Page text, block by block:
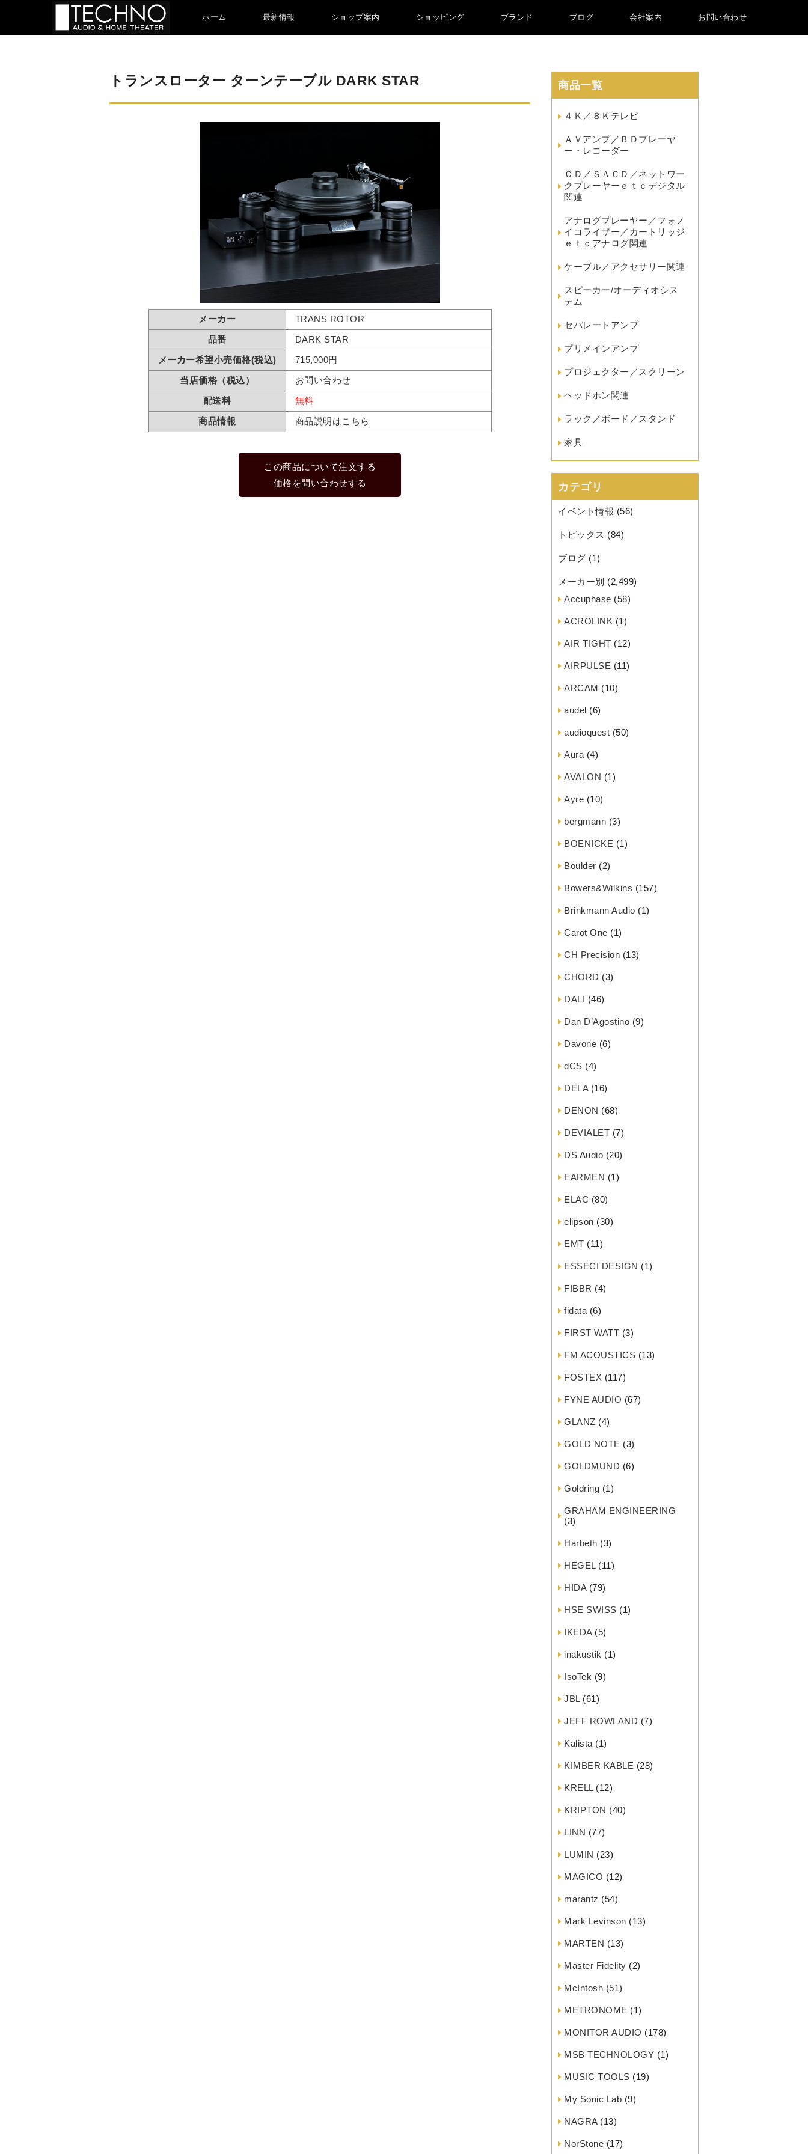
ホーム 最新情報 ショップ案内 ショッピング ブランド ブログ 会社案内 お問い合わせ
トランスローター ターンテーブル DARK STAR
メーカー
TRANS ROTOR
品番
DARK STAR
メーカー希望小売価格(税込)
715,000円
当店価格（税込）
お問い合わせ
配送料
無料
商品情報
商品説明はこちら
この商品について注文する
価格を問い合わせする
商品一覧
４Ｋ／８Ｋテレビ
ＡＶアンプ／ＢＤプレーヤ
ー・レコーダー
ＣＤ／ＳＡＣＤ／ネットワー
クプレーヤーｅｔｃデジタル
関連
アナログプレーヤー／フォノ
イコライザー／カートリッジ
ｅｔｃアナログ関連
ケーブル／アクセサリー関連
スピーカー/オーディオシス
テム
セパレートアンプ
プリメインアンプ
プロジェクター／スクリーン
ヘッドホン関連
ラック／ボード／スタンド
家具
カテゴリ
イベント情報 (56)
トピックス (84)
ブログ (1)
メーカー別 (2,499)
Accuphase (58)
ACROLINK (1)
AIR TIGHT (12)
AIRPULSE (11)
ARCAM (10)
audel (6)
audioquest (50)
Aura (4)
AVALON (1)
Ayre (10)
bergmann (3)
BOENICKE (1)
Boulder (2)
Bowers&Wilkins (157)
Brinkmann Audio (1)
Carot One (1)
CH Precision (13)
CHORD (3)
DALI (46)
Dan D’Agostino (9)
Davone (6)
dCS (4)
DELA(16)
DENON (68)
DEVIALET (7)
DS Audio (20)
EARMEN (1)
ELAC (80)
elipson (30)
EMT (11)
ESSECI DESIGN (1)
FIBBR (4)
fidata (6)
FIRST WATT (3)
FM ACOUSTICS (13)
FOSTEX (117)
FYNE AUDIO (67)
GLANZ (4)
GOLD NOTE (3)
GOLDMUND (6)
Goldring (1)
GRAHAM ENGINEERING
(3)
Harbeth (3)
HEGEL(11)
HIDA(79)
HSE SWISS (1)
IKEDA(5)
inakustik (1)
IsoTek (9)
JBL(61)
JEFF ROWLAND (7)
Kalista (1)
KIMBER KABLE (28)
KRELL(12)
KRIPTON (40)
LINN (77)
LUMIN (23)
MAGICO (12)
marantz (54)
Mark Levinson (13)
MARTEN (13)
Master Fidelity (2)
McIntosh (51)
METRONOME (1)
MONITOR AUDIO (178)
MSB TECHNOLOGY (1)
MUSIC TOOLS (19)
My Sonic Lab (9)
NAGRA(13)
NorStone (17)